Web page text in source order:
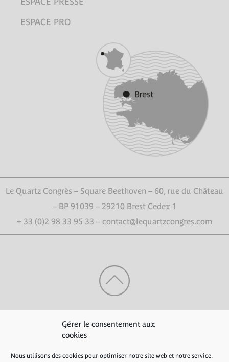
Gérer le consentement aux
cookies
Nous utilisons des cookies pour optimiser notre site web et notre service.
ESPACE PRO
Le Quartz Congrès – Square Beethoven – 60, rue du Château
– BP 91039 – 29210 Brest Cedex 1
+ 33 (0)2 98 33 95 33 – contact@lequartzcongres.com
HAUT DE PAGE